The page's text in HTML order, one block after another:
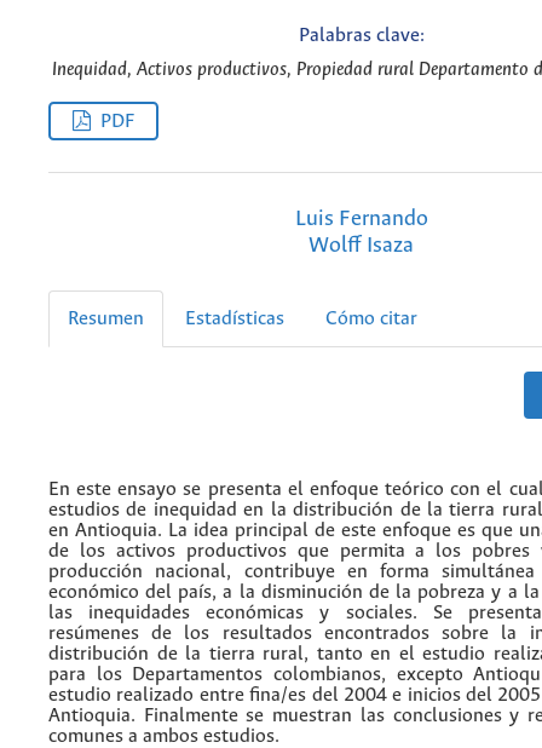
Palabras clave:
Inequidad, Activos productivos, Propiedad rural Departamento
PDF
Luis Fernando
Wolff Isaza
Resumen Estadísticas Cómo citar
En este ensayo se presenta el enfoque teórico con el
estudios de inequidad en la distribución de la tierra
en Antioquia. La idea principal de este enfoque es que
de los activos productivos que permita a los pobres
producción nacional, contribuye en forma
económico del país, a la disminución de la pobreza y a
las inequidades económicas y sociales. Se
resúmenes de los resultados encontrados sobre la
distribución de la tierra rural, tanto en el estudio
para los Departamentos colombianos, excepto
estudio realizado entre fina/es del 2004 e inicios del
Antioquia. Finalmente se muestran las conclusiones y
comunes a ambos estudios.